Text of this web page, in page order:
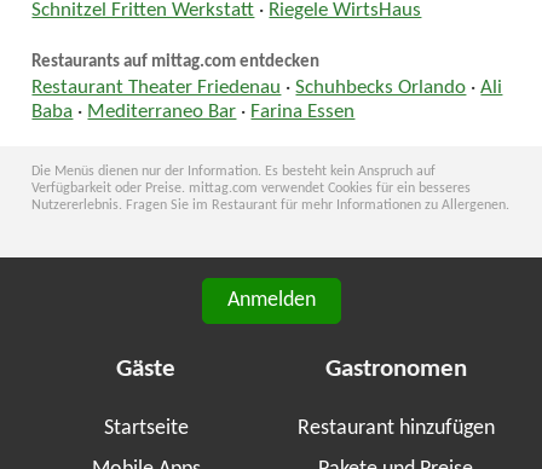
Schnitzel Fritten Werkstatt · Riegele WirtsHaus
Restaurants auf mittag.com entdecken
Restaurant Theater Friedenau ·Schuhbecks Orlando ·Ali
Baba · Mediterraneo Bar · Farina Essen
Die Menüs dienen nur der Information. Es besteht kein Anspruch auf
Verfügbarkeit oder Preise. mittag.com verwendet Cookies für ein besseres
Nutzererlebnis. Fragen Sie im Restaurant für mehr Informationen zu Allergenen.
Anmelden
Gäste
Startseite
Gastronomen
Restaurant hinzufügen